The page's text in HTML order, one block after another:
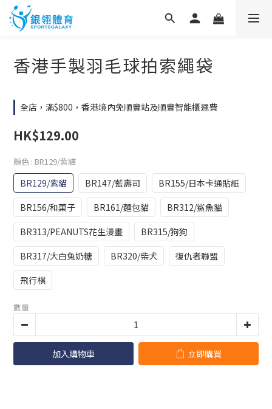
香港手製羽毛球拍索繩袋
全店，滿$800，香港境內免順豐站及順豐智能櫃運費
HK$129.00
顏色 : BR129/紫貓
BR129/紫貓 BR147/藍壽司
BR155/日本卡通貼紙
BR156/和菓子
BR161/麵包貓
BR312/鯊魚貓
BR313/PEANUTS花生漫畫
BR315/狗狗
BR317/大白兔奶糖
BR320/柴犬
復仇者聯盟
飛行棋
數量
加入購物車 立即購買